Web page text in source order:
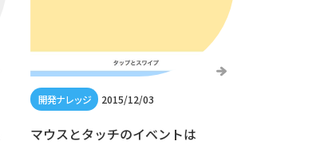
2015/12/03
マウスとタッチのイベントは